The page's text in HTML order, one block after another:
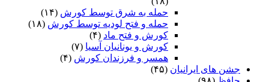
حمله به شرق توسط کورش (۱۴)
حمله و فتح لودیه توسط کورش (۱۸)
کورش و فتح ماد (۴)
کورش و یونانیان آسیا (۷)
همسر و فرزندان کورش (۴)
جشن های ایرانیان (۴۵)